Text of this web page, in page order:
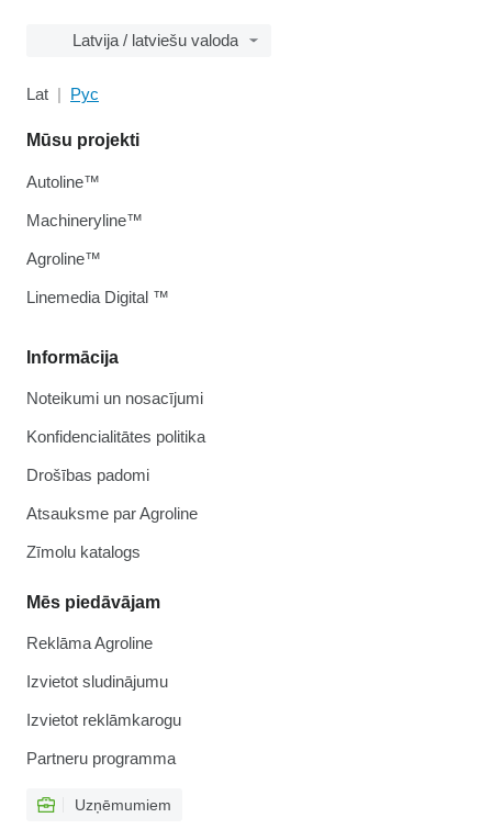
Latvija / latviešu valoda
Lat Рус
Informācija
Noteikumi un nosacījumi
Konfidencialitātes politika
Drošības padomi
Atsauksme par Agroline
Zīmolu katalogs
Mēs piedāvājam
Reklāma Agroline
Izvietot sludinājumu
Izvietot reklāmkarogu
Partneru programma
Uzņēmumiem
Mūsu projekti
Autoline™
Machineryline™
Agroline™
Linemedia Digital ™